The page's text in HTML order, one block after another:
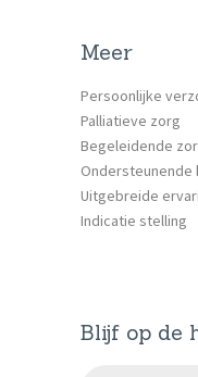
Meer
Persoonlijke
Palliatieve zorg
Begeleidende
Uitgebreide
Indicatie stelling
Blijf op de